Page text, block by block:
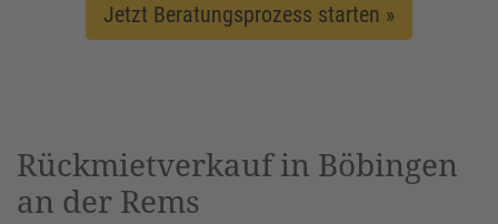
Jetzt Beratungsprozess starten »
Rückmietverkauf in Böbingen
an der Rems